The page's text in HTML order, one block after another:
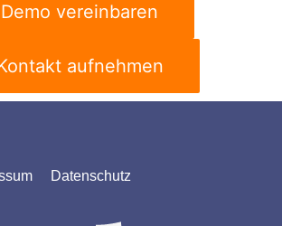
Demo vereinbaren
aufnehmen
Datenschutz